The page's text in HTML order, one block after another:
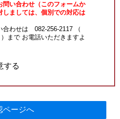
問い合わせ（このフォームか
しましては、個別での対応は
合わせは 082-256-2117 （
まで お電話いただきますよ
する
ページへ